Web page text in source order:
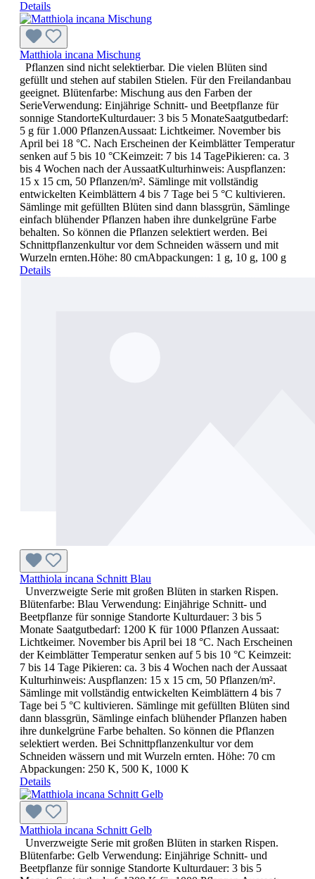
Details
Matthiola incana Mischung
Pflanzen sind nicht selektierbar. Die vielen Blüten sind
gefüllt und stehen auf stabilen Stielen. Für den Freilandanbau
geeignet. Blütenfarbe: Mischung aus den Farben der
SerieVerwendung: Einjährige Schnitt- und Beetpflanze für
sonnige StandorteKulturdauer: 3 bis 5 MonateSaatgutbedarf:
5 g für 1.000 PflanzenAussaat: Lichtkeimer. November bis
April bei 18 °C. Nach Erscheinen der Keimblätter Temperatur
senken auf 5 bis 10 °CKeimzeit: 7 bis 14 TagePikieren: ca. 3
bis 4 Wochen nach der AussaatKulturhinweis: Auspflanzen:
15 x 15 cm, 50 Pflanzen/m². Sämlinge mit vollständig
entwickelten Keimblättern 4 bis 7 Tage bei 5 °C kultivieren.
Sämlinge mit gefüllten Blüten sind dann blassgrün, Sämlinge
einfach blühender Pflanzen haben ihre dunkelgrüne Farbe
behalten. So können die Pflanzen selektiert werden. Bei
Schnittpflanzenkultur vor dem Schneiden wässern und mit
Wurzeln ernten.Höhe: 80 cmAbpackungen: 1 g, 10 g, 100 g
Details
Matthiola incana Schnitt Blau
Unverzweigte Serie mit großen Blüten in starken Rispen.
Blütenfarbe: Blau Verwendung: Einjährige Schnitt- und
Beetpflanze für sonnige Standorte Kulturdauer: 3 bis 5
Monate Saatgutbedarf: 1200 K für 1000 Pflanzen Aussaat:
Lichtkeimer. November bis April bei 18 °C. Nach Erscheinen
der Keimblätter Temperatur senken auf 5 bis 10 °C Keimzeit:
7 bis 14 Tage Pikieren: ca. 3 bis 4 Wochen nach der Aussaat
Kulturhinweis: Auspflanzen: 15 x 15 cm, 50 Pflanzen/m².
Sämlinge mit vollständig entwickelten Keimblättern 4 bis 7
Tage bei 5 °C kultivieren. Sämlinge mit gefüllten Blüten sind
dann blassgrün, Sämlinge einfach blühender Pflanzen haben
ihre dunkelgrüne Farbe behalten. So können die Pflanzen
selektiert werden. Bei Schnittpflanzenkultur vor dem
Schneiden wässern und mit Wurzeln ernten. Höhe: 70 cm
Abpackungen: 250 K, 500 K, 1000 K
Details
Matthiola incana Schnitt Gelb
Unverzweigte Serie mit großen Blüten in starken Rispen.
Blütenfarbe: Gelb Verwendung: Einjährige Schnitt- und
Beetpflanze für sonnige Standorte Kulturdauer: 3 bis 5